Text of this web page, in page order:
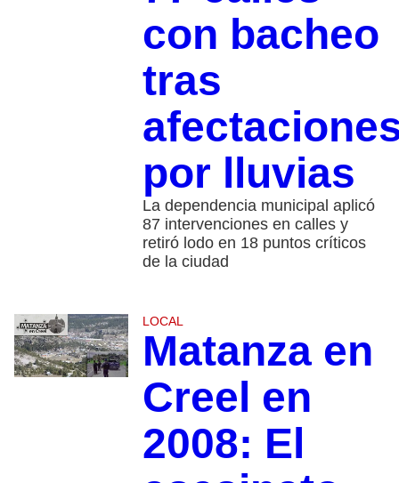
con bacheo
tras
por lluvias
La dependencia municipal aplicó
87 intervenciones en calles y
retiró lodo en 18 puntos críticos
de la ciudad
LOCAL
Matanza en
Creel en
2008: El